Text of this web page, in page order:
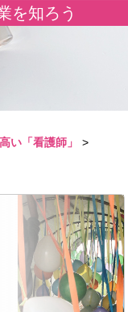
を知ろう
い「看護師」
>